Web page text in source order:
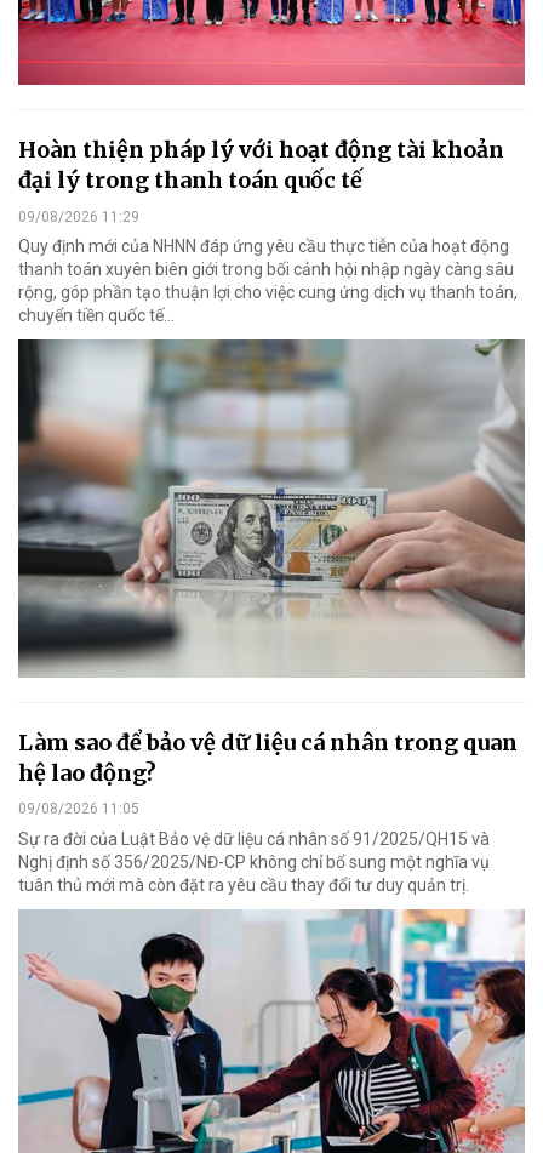
Hoàn thiện pháp lý với hoạt động tài khoản
đại lý trong thanh toán quốc tế
09/08/2026 11:29
Quy định mới của NHNN đáp ứng yêu cầu thực tiễn của hoạt động
thanh toán xuyên biên giới trong bối cảnh hội nhập ngày càng sâu
rộng, góp phần tạo thuận lợi cho việc cung ứng dịch vụ thanh toán,
chuyển tiền quốc tế...
Làm sao để bảo vệ dữ liệu cá nhân trong quan
hệ lao động?
09/08/2026 11:05
Sự ra đời của Luật Bảo vệ dữ liệu cá nhân số 91/2025/QH15 và
Nghị định số 356/2025/NĐ-CP không chỉ bổ sung một nghĩa vụ
tuân thủ mới mà còn đặt ra yêu cầu thay đổi tư duy quản trị.